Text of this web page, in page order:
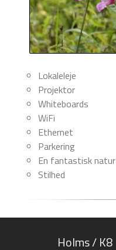
Lokaleleje
Projektor
Whiteboards
WiFi
Ethernet
Parkering
En fantastisk natur
Stilhed
Holms / K8